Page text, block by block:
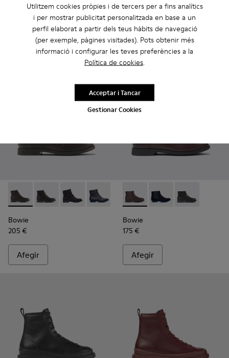
Utilitzem cookies pròpies i de tercers per a fins analítics
i per mostrar publicitat personalitzada en base a un
perfil elaborat a partir dels teus hàbits de navegació
(per exemple, pàgines visitades). Pots obtenir més
informació i configurar les teves preferències a la
Política de cookies.
Gestionar Cookies
Acceptar i Tancar
Afegir
Twins
199 €
Afegir
Bowie - K400022-005 - Brown
Bowie - K400022-006
Bowie - K400022-002
Bowie - K400022-001
Bowie
205 €
Afegir
Bowie - K400023-011 -
Bowie - K400023-
Bowie -
Bowie
175 €
Afegir